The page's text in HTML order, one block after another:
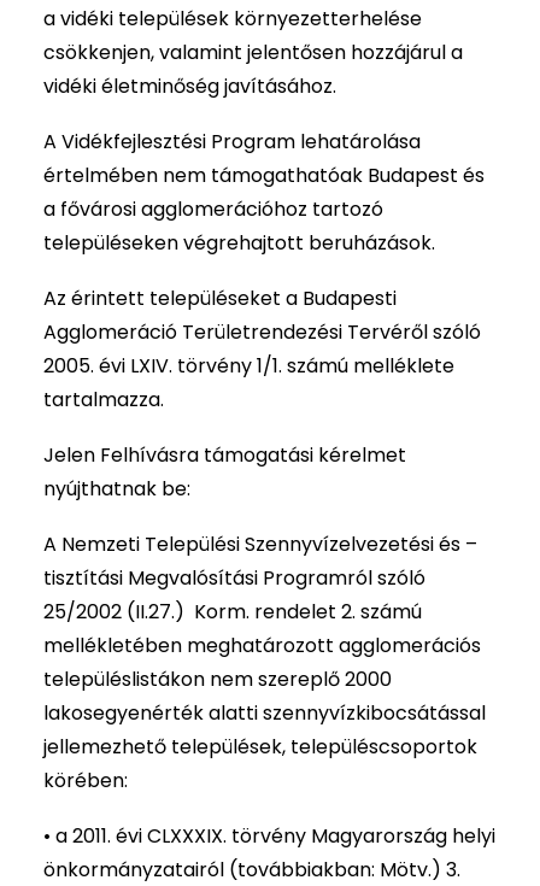
a vidéki települések környezetterhelése
csökkenjen, valamint jelentősen hozzájárul a
vidéki életminőség javításához.
A Vidékfejlesztési Program lehatárolása
értelmében nem támogathatóak Budapest és
a fővárosi agglomerációhoz tartozó
településeken végrehajtott beruházások.
Az érintett településeket a Budapesti
Agglomeráció Területrendezési Tervéről szóló
2005. évi LXIV. törvény 1/1. számú melléklete
tartalmazza.
Jelen Felhívásra támogatási kérelmet
nyújthatnak be:
A Nemzeti Települési Szennyvízelvezetési és –
tisztítási Megvalósítási Programról szóló
25/2002 (II.27.) Korm. rendelet 2. számú
mellékletében meghatározott agglomerációs
településlistákon nem szereplő 2000
lakosegyenérték alatti szennyvízkibocsátással
jellemezhető települések, településcsoportok
körében:
• a 2011. évi CLXXXIX. törvény Magyarország helyi
önkormányzatairól (továbbiakban: Mötv.) 3.